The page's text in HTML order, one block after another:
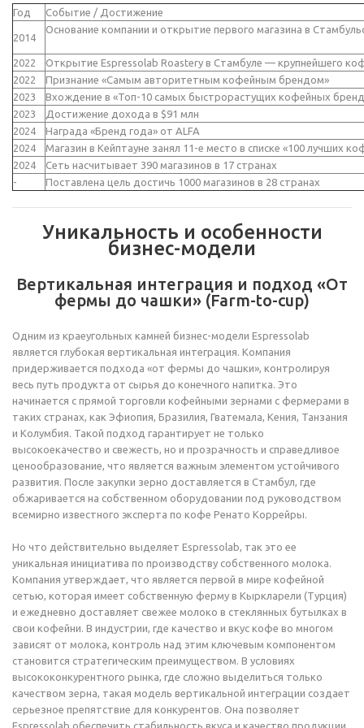
Год Событие / Достижение
2014
Основание компании и открытие первого магазина в
2022
Открытие Espressolab Roastery в Стамбуле — крупнейшего
2022
Признание «Самым авторитетным кофейным брендом»
2023
Вхождение в «Топ-10 самых быстрорастущих кофейных
2023
Достижение дохода в $91 млн
2024
Награда «Бренд года» от ALFA
2024
Магазин в Кейптауне занял 11-е место в списке «100 лучших
2024
Сеть насчитывает 390 магазинов в 17 странах
-
Поставлена цель достичь 1000 магазинов в 28 странах
Уникальность и особенности
бизнес-модели
Вертикальная интеграция и подход «От
фермы до чашки» (Farm-to-cup)
Одним из краеугольных камней бизнес-модели Espressolab
является глубокая вертикальная интеграция. Компания
придерживается подхода «от фермы до чашки», контролируя
весь путь продукта от сырья до конечного напитка. Это
начинается с прямой торговли кофейными зернами с фермерами в
таких странах, как Эфиопия, Бразилия, Гватемала, Кения, Танзания
и Колумбия. Такой подход гарантирует не только
высокоекачество и свежесть, но и прозрачность и справедливое
ценообразование, что является важным элементом устойчивого
развития. После закупки зерно доставляется в Стамбул, где
обжаривается на собственном оборудовании под руководством
всемирно известного эксперта по кофе Ренато Коррейры.
Но что действительно выделяет Espressolab, так это ее
уникальная инициатива по производству собственного молока.
Компания утверждает, что является первой в мире кофейной
сетью, которая имеет собственную ферму в Кыркларели (Турция)
и ежедневно доставляет свежее молоко в стеклянных бутылках в
свои кофейни. В индустрии, где качество и вкус кофе во многом
зависят от молока, контроль над этим ключевым компонентом
становится стратегическим преимуществом. В условиях
высококонкурентного рынка, где сложно выделиться только
качеством зерна, такая модель вертикальной интеграции создает
серьезное препятствие для конкурентов. Она позволяет
Espressolab обеспечить стабильность вкуса и качество продукции,